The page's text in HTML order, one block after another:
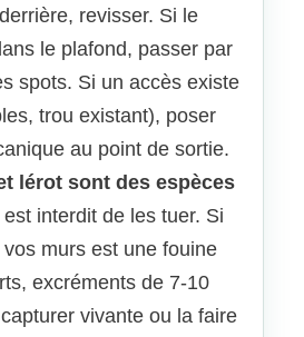
revisser. Si le
le plafond, passer par
spots. Si un accès existe
trou existant), poser
au point de sortie.
lérot sont des espèces
est interdit de les tuer. Si
vos murs est une fouine
excréments de 7-10
vivante ou la faire